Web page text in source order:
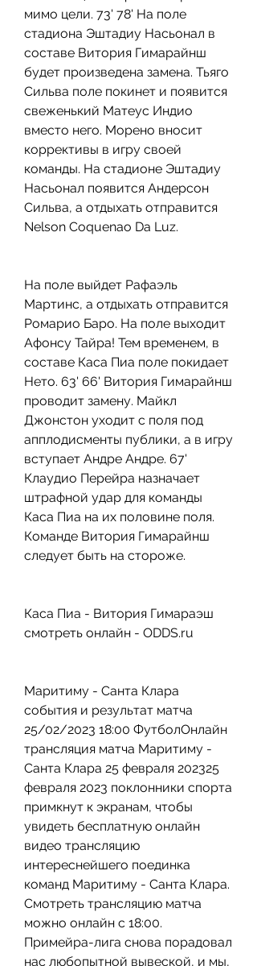
мимо цели. 73' 78' На поле
стадиона Эштадиу Насьонал в
составе Витория Гимарайнш
будет произведена замена. Тьяго
Сильва поле покинет и появится
свеженький Матеус Индио
вместо него. Морено вносит
коррективы в игру своей
команды. На стадионе Эштадиу
Насьонал появится Андерсон
Сильва, а отдыхать отправится
Nelson Coquenao Da Luz.
На поле выйдет Рафаэль
Мартинс, а отдыхать отправится
Ромарио Баро. На поле выходит
Афонсу Тайра! Тем временем, в
составе Каса Пиа поле покидает
Нето. 63' 66' Витория Гимарайнш
проводит замену. Майкл
Джонстон уходит с поля под
апплодисменты публики, а в игру
вступает Андре Андре. 67'
Клаудио Перейра назначает
штрафной удар для команды
Каса Пиа на их половине поля.
Команде Витория Гимарайнш
следует быть на стороже.
Каса Пиа - Витория Гимараэш
смотреть онлайн - ODDS.ru
Маритиму - Санта Клара
события и результат матча
25/02/2023 18:00 ФутболОнлайн
трансляция матча Маритиму -
Санта Клара 25 февраля 202325
февраля 2023 поклонники спорта
примкнут к экранам, чтобы
увидеть бесплатную онлайн
видео трансляцию
интереснейшего поединка
команд Маритиму - Санта Клара.
Смотреть трансляцию матча
можно онлайн с 18:00.
Примейра-лига снова порадовал
нас любопытной вывеской, и мы,